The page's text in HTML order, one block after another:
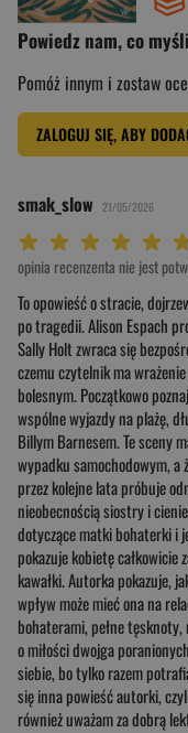
Powiedz nam, co
Pomóż innym i zostaw
ZALOGUJ SIĘ, ABY
smak_slow 21/05/2026
Twoja
Twoja
Twoja ocena:
Twoja ocena: Bardzo
Twoja ocena:
opinia recenzenta nie jest
To opowieść o stracie,
po tragedii. Alison Espach
Sally Holt zwraca się
czemu czytelnik ma
bolesnym. Początkowo
wspólne wyjazdy na plażę,
Billym Barnesem. Te sceny
wypadku samochodowym, a
przez kolejne lata próbuje
nieobecnością siostry i
dotyczące matki bohaterki i
pokazuje kobietę
kawałki. Autorka pokazuje,
wpływ może mieć ona na
bohaterami, pełne
o miłości dwojga
siebie, bo tylko razem
się inna powieść autorki,
również uważam za dobrą